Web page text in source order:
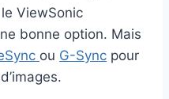
ViewSonic
bonne option. Mais
ou G-Sync pour